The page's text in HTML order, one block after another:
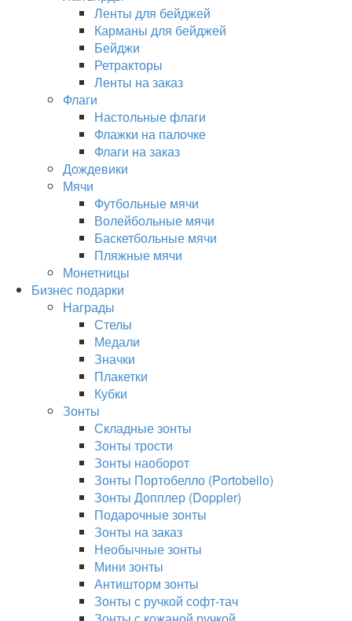
Ленты для бейджей
Карманы для бейджей
Бейджи
Ретракторы
Ленты на заказ
Флаги
Настольные флаги
Флажки на палочке
Флаги на заказ
Дождевики
Мячи
Футбольные мячи
Волейбольные мячи
Баскетбольные мячи
Пляжные мячи
Монетницы
Бизнес подарки
Награды
Стелы
Медали
Значки
Плакетки
Кубки
Зонты
Складные зонты
Зонты трости
Зонты наоборот
Зонты Портобелло (Portobello)
Зонты Допплер (Doppler)
Подарочные зонты
Зонты на заказ
Необычные зонты
Мини зонты
Антишторм зонты
Зонты с ручкой софт-тач